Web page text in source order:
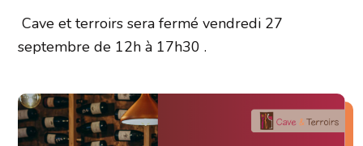
Cave et terroirs sera fermé vendredi 27
septembre de 12h à 17h30 .